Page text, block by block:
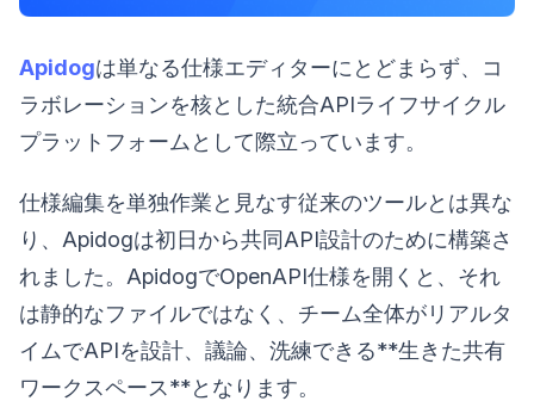
Apidogは単なる仕様エディターにとどまらず、コ
ラボレーションを核とした統合APIライフサイクル
プラットフォームとして際立っています。
仕様編集を単独作業と見なす従来のツールとは異な
り、Apidogは初日から共同API設計のために構築さ
れました。ApidogでOpenAPI仕様を開くと、それ
は静的なファイルではなく、チーム全体がリアルタ
イムでAPIを設計、議論、洗練できる**生きた共有
ワークスペース**となります。